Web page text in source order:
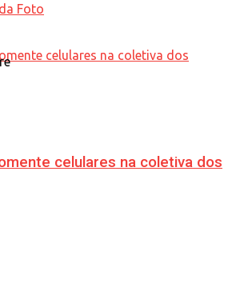
Foto
celulares na coletiva dos